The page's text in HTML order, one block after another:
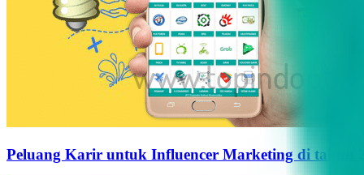
Peluang Karir untuk Influencer Marketing di tahun